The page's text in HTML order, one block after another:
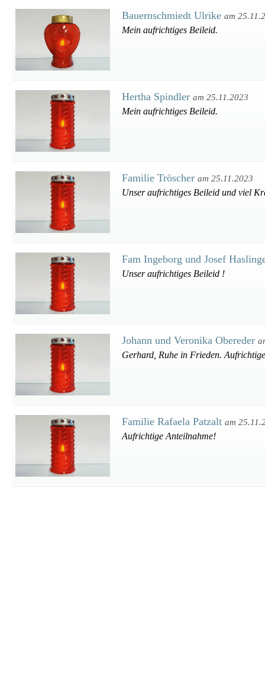
Bauernschmiedt Ulrike am
Mein aufrichtiges Beileid.
Hertha Spindler am 25.11.2023
Mein aufrichtiges Beileid.
Familie Tröscher am 25.11.2023
Unser aufrichtiges Beileid und viel
Fam Ingeborg und Josef
Unser aufrichtiges Beileid !
Johann und Veronika Obereder
Gerhard, Ruhe in Frieden.
Familie Rafaela Patzalt am
Aufrichtige Anteilnahme!